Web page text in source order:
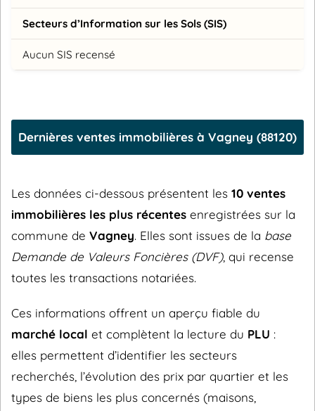
Secteurs d’Information sur les Sols (SIS)
Aucun SIS recensé
Dernières ventes immobilières à Vagney (88120)
Les données ci-dessous présentent les 10 ventes
immobilières les plus récentes enregistrées sur la
commune de Vagney. Elles sont issues de la base
Demande de Valeurs Foncières (DVF), qui recense
toutes les transactions notariées.
Ces informations offrent un aperçu fiable du
marché local et complètent la lecture du PLU :
elles permettent d’identifier les secteurs
recherchés, l’évolution des prix par quartier et les
types de biens les plus concernés (maisons,